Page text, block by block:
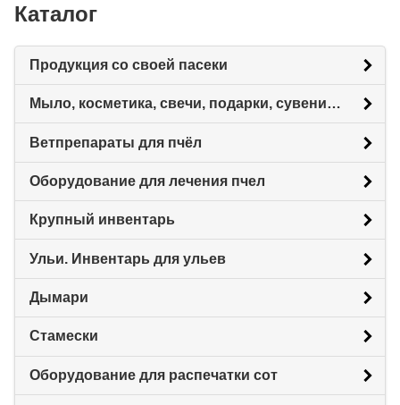
Каталог
Продукция со своей пасеки
Мыло, косметика, свечи, подарки, сувениры.
Ветпрепараты для пчёл
Оборудование для лечения пчел
Крупный инвентарь
Ульи. Инвентарь для ульев
Дымари
Стамески
Оборудование для распечатки сот